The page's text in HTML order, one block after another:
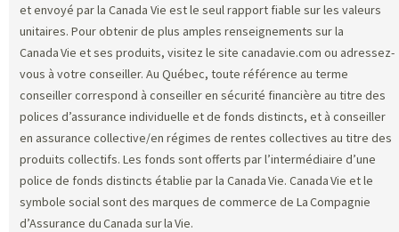
et envoyé par la Canada Vie est le seul rapport fiable sur les valeurs
unitaires. Pour obtenir de plus amples renseignements sur la
Canada Vie et ses produits, visitez le site canadavie.com ou adressez-
vous à votre conseiller. Au Québec, toute référence au terme
conseiller correspond à conseiller en sécurité financière au titre des
polices d’assurance individuelle et de fonds distincts, et à conseiller
en assurance collective/en régimes de rentes collectives au titre des
produits collectifs. Les fonds sont offerts par l’intermédiaire d’une
police de fonds distincts établie par la Canada Vie. Canada Vie et le
symbole social sont des marques de commerce de La Compagnie
d’Assurance du Canada sur la Vie.